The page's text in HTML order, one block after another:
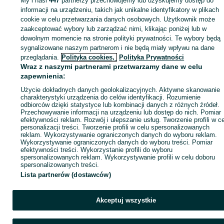
Zaloguj się lub załóż konto na OLX, aby skontaktować się z
sprzedającym
Zaloguj się / Załóż konto
Wyślij wiadomość
informacji na urządzeniu, takich jak unikalne identyfikatory w plikach
cookie w celu przetwarzania danych osobowych. Użytkownik może
zaakceptować wybory lub zarządzać nimi, klikając poniżej lub w
dowolnym momencie na stronie polityki prywatności. Te wybory będą
sygnalizowane naszym partnerom i nie będą miały wpływu na dane
przeglądania. Polityka cookies, Polityka Prywatności
Wraz z naszymi partnerami przetwarzamy dane w celu
zapewnienia:
Użycie dokładnych danych geolokalizacyjnych. Aktywne skanowanie
charakterystyki urządzenia do celów identyfikacji. Rozumienie
odbiorców dzięki statystyce lub kombinacji danych z różnych źródeł.
Przechowywanie informacji na urządzeniu lub dostęp do nich. Pomiar
efektywności reklam. Rozwój i ulepszanie usług. Tworzenie profili w
personalizacji treści. Tworzenie profili w celu spersonalizowanych
reklam. Wykorzystywanie ograniczonych danych do wyboru reklam.
Wykorzystywanie ograniczonych danych do wyboru treści. Pomiar
efektywności treści. Wykorzystanie profili do wyboru
spersonalizowanych reklam. Wykorzystywanie profili w celu doboru
spersonalizowanych treści.
Lista partnerów (dostawców)
Akceptuj wszystkie